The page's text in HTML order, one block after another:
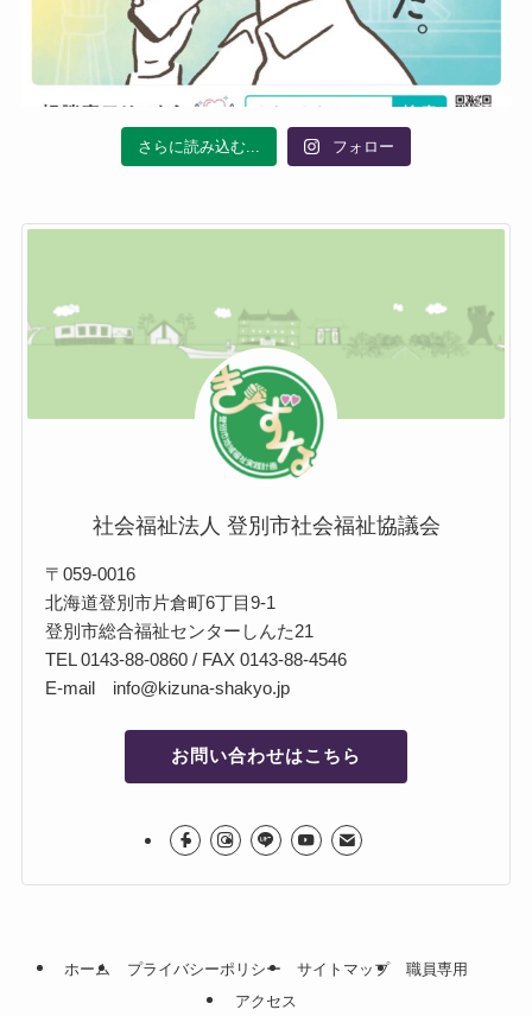
さらに読み込む... フォロー
社会福祉法人 登別市社会福祉協議会
〒059-0016
北海道登別市片倉町6丁目9-1
登別市総合福祉センターしんた21
TEL 0143-88-0860 / FAX 0143-88-4546
E-mail info@kizuna-shakyo.jp
お問い合わせはこちら
ホーム プライバシーポリシー サイトマップ
職員専用
アクセス